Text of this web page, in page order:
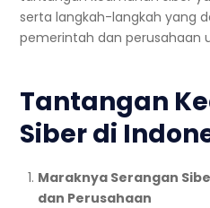
serta langkah-langkah yang
pemerintah dan perusahaan
Tantangan
Siber di
Maraknya Serangan
dan Perusahaan